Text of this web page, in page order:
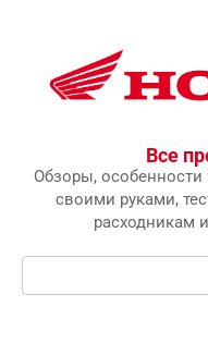
Все
Обзоры,
своими руками,
расходникам